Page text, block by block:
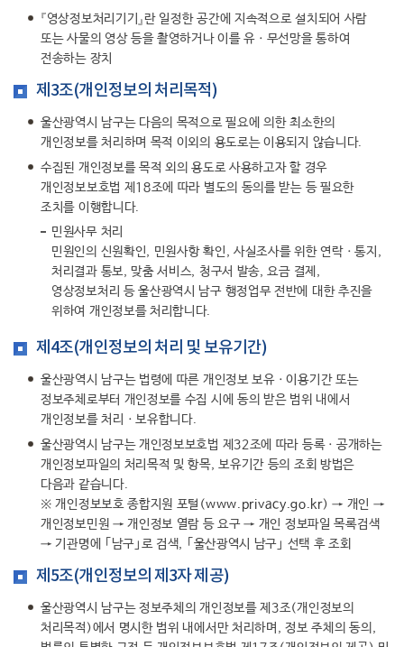
『영상정보처리기기』란 일정한 공간에 지속적으로 설치되어 사람
또는 사물의 영상 등을 촬영하거나 이를 유ㆍ무선망을 통하여
전송하는 장치
제3조(개인정보의 처리목적)
울산광역시 남구는 다음의 목적으로 필요에 의한 최소한의
개인정보를 처리하며 목적 이외의 용도로는 이용되지 않습니다.
수집된 개인정보를 목적 외의 용도로 사용하고자 할 경우
개인정보보호법 제18조에 따라 별도의 동의를 받는 등 필요한
조치를 이행합니다.
민원사무 처리
민원인의 신원확인, 민원사항 확인, 사실조사를 위한 연락ㆍ통지,
처리결과 통보, 맞춤 서비스, 청구서 발송, 요금 결제,
영상정보처리 등 울산광역시 남구 행정업무 전반에 대한 추진을
위하여 개인정보를 처리합니다.
제4조(개인정보의 처리 및 보유기간)
울산광역시 남구는 법령에 따른 개인정보 보유ㆍ이용기간 또는
정보주체로부터 개인정보를 수집 시에 동의 받은 범위 내에서
개인정보를 처리ㆍ보유합니다.
울산광역시 남구는 개인정보보호법 제32조에 따라 등록ㆍ공개하는
개인정보파일의 처리목적 및 항목, 보유기간 등의 조회 방법은
다음과 같습니다.
※ 개인정보보호 종합지원 포털(www.privacy.go.kr) → 개인 →
개인정보민원 → 개인정보 열람 등 요구 → 개인 정보파일 목록검색
→ 기관명에 ｢남구｣로 검색, ｢울산광역시 남구｣ 선택 후 조회
제5조(개인정보의 제3자 제공)
울산광역시 남구는 정보주체의 개인정보를 제3조(개인정보의
처리목적)에서 명시한 범위 내에서만 처리하며, 정보 주체의 동의,